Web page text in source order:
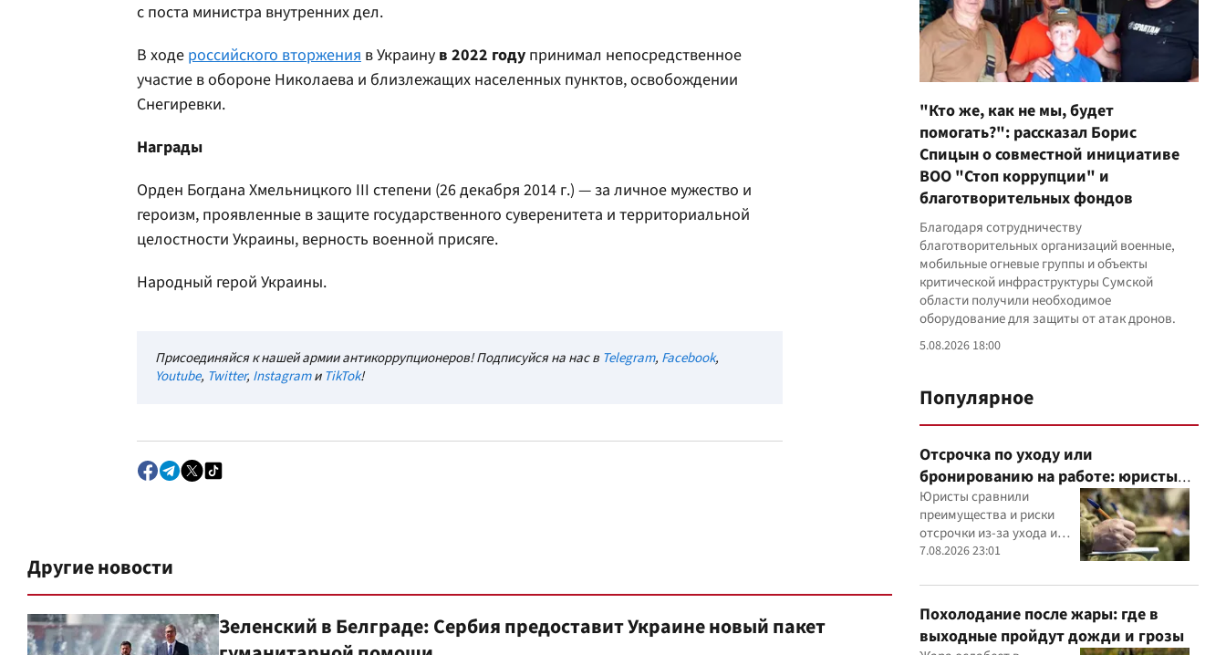
с поста министра внутренних дел.
В ходе российского вторжения в Украину в 2022 году принимал непосредственное
участие в обороне Николаева и близлежащих населенных пунктов, освобождении
Снегиревки.
Награды
Орден Богдана Хмельницкого III степени (26 декабря 2014 г.) — за личное мужество и
героизм, проявленные в защите государственного суверенитета и территориальной
целостности Украины, верность военной присяге.
Народный герой Украины.
Присоединяйся к нашей армии антикоррупционеров! Подписуйся на нас в Telegram, Facebook,
Youtube, Twitter, InstagramиTikTok!
Другие новости
Зеленский в Белграде: Сербия предоставит Украине новый пакет
"Кто же, как не мы, будет
помогать?": рассказал Борис
Спицын о совместной инициативе
ВОО "Стоп коррупции" и
благотворительных фондов
Благодаря сотрудничеству
благотворительных организаций военные,
мобильные огневые группы и объекты
критической инфраструктуры Сумской
области получили необходимое
оборудование для защиты от атак дронов.
5.08.2026 18:00
Популярное
Отсрочка по уходу или
бронированию на работе: юристы
объяснили, что надежнее
Юристы сравнили
преимущества и риски
отсрочки из-за ухода и
бронирования работника
предприятием
7.08.2026 23:01
Похолодание после жары: где в
выходные пройдут дожди и грозы